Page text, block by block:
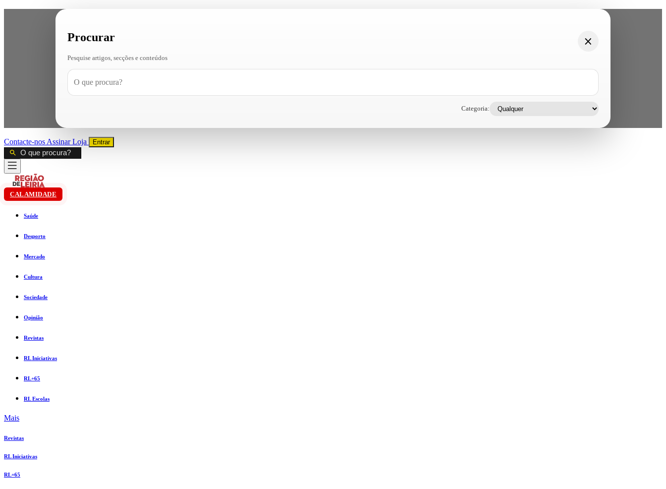
Procurar
Pesquise artigos, secções e conteúdos
Categoria:
Contacte-nos AssinarLoja Entrar
CALAMIDADE
Saúde
Desporto
Mercado
Cultura
Sociedade
Opinião
Revistas
RL Iniciativas
RL+65
RL Escolas
Mais
Revistas
RL Iniciativas
RL+65